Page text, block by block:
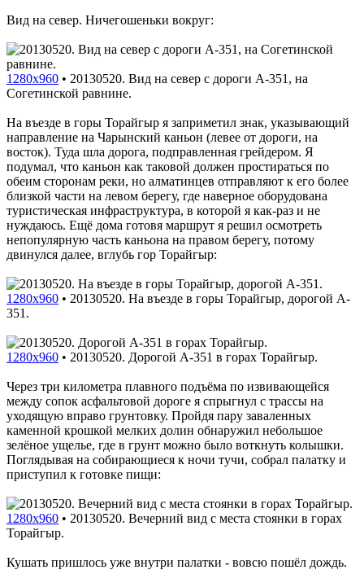
Вид на север. Ничегошеньки вокруг:
1280x960 • 20130520. Вид на север с дороги A-351, на
Согетинской равнине.
На въезде в горы Торайгыр я заприметил знак, указывающий
направление на Чарынский каньон (левее от дороги, на
восток). Туда шла дорога, подправленная грейдером. Я
подумал, что каньон как таковой должен простираться по
обеим сторонам реки, но алматинцев отправляют к его более
близкой части на левом берегу, где наверное оборудована
туристическая инфраструктура, в которой я как-раз и не
нуждаюсь. Ещё дома готовя маршрут я решил осмотреть
непопулярную часть каньона на правом берегу, потому
двинулся далее, вглубь гор Торайгыр:
1280x960 • 20130520. На въезде в горы Торайгыр, дорогой A-
351.
1280x960 • 20130520. Дорогой A-351 в горах Торайгыр.
Через три километра плавного подъёма по извивающейся
между сопок асфальтовой дороге я спрыгнул с трассы на
уходящую вправо грунтовку. Пройдя пару заваленных
каменной крошкой мелких долин обнаружил небольшое
зелёное ущелье, где в грунт можно было воткнуть колышки.
Поглядывая на собирающиеся к ночи тучи, собрал палатку и
приступил к готовке пищи:
1280x960 • 20130520. Вечерний вид с места стоянки в горах
Торайгыр.
Кушать пришлось уже внутри палатки - вовсю пошёл дождь.